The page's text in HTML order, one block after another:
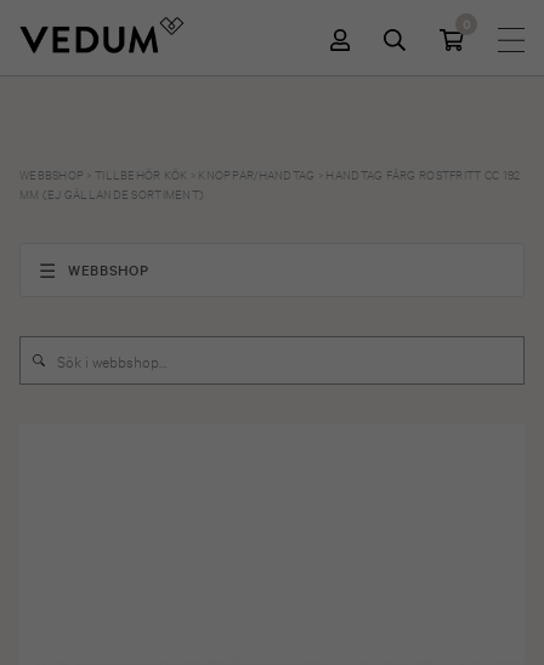
0
WEBBSHOP >TILLBEHÖR KÖK KNOPPAR/HANDTAG
HANDTAG FÄRG ROSTFRITT CC 192
MM (EJ GÄLLANDE SORTIMENT)
WEBBSHOP